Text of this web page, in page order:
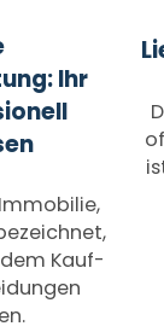
Ihr
Kauf-